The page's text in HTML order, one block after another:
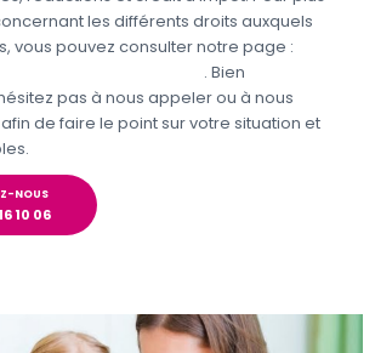
les différents droits auxquels
vous pouvez consulter notre page :
. Bien
pas à nous appeler ou à nous
de faire le point sur votre situation et
NOUS
10 06